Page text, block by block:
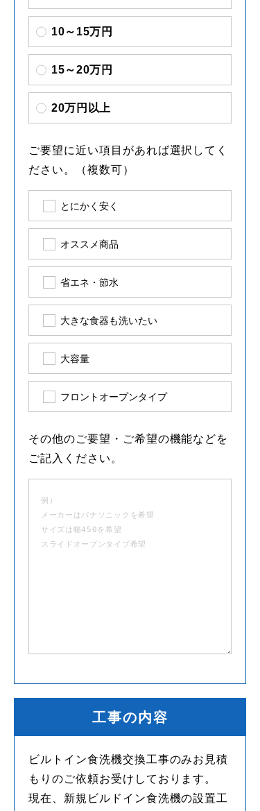
10～15万円
15～20万円
20万円以上
ご要望に近い項目があれば選択してく
ださい。（複数可）
とにかく安く
オススメ商品
省エネ・節水
大きな食器も洗いたい
大容量
フロントオープンタイプ
その他のご要望・ご希望の機能などを
ご記入ください。
工事の内容
ビルトイン食洗機交換工事のみお見積
もりのご依頼お受けしております。
現在、新規ビルドイン食洗機の設置工